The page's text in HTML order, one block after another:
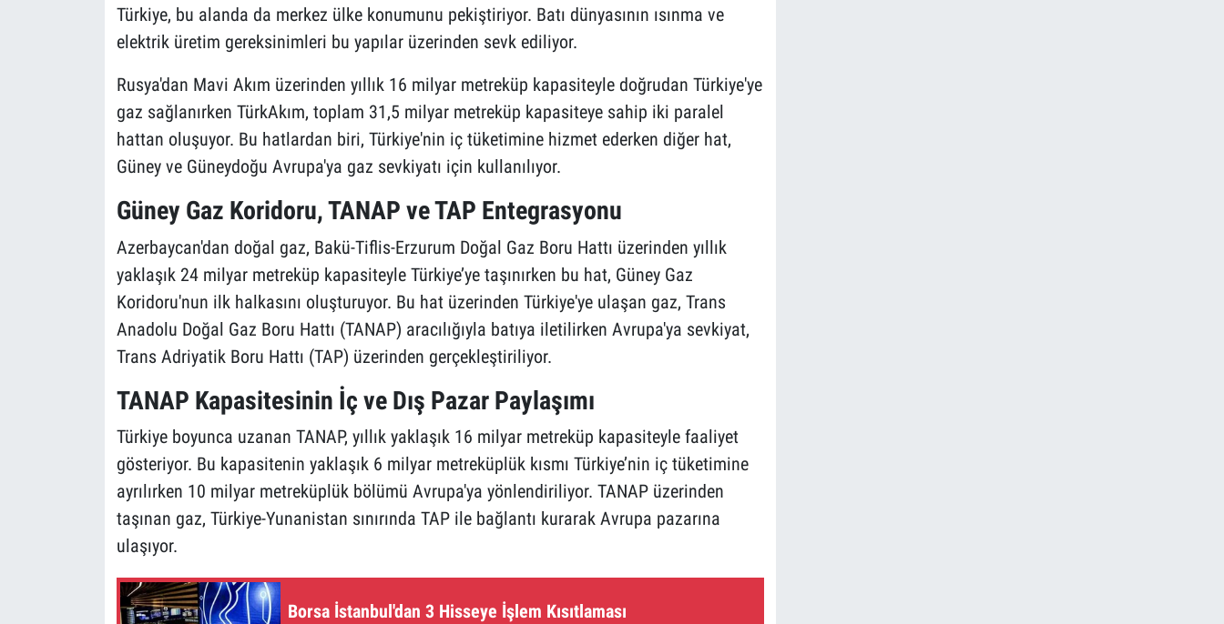
Türkiye, bu alanda da merkez ülke konumunu pekiştiriyor. Batı dünyasının ısınma ve
elektrik üretim gereksinimleri bu yapılar üzerinden sevk ediliyor.
Rusya'dan Mavi Akım üzerinden yıllık 16 milyar metreküp kapasiteyle doğrudan Türkiye'ye
gaz sağlanırken TürkAkım, toplam 31,5 milyar metreküp kapasiteye sahip iki paralel
hattan oluşuyor. Bu hatlardan biri, Türkiye'nin iç tüketimine hizmet ederken diğer hat,
Güney ve Güneydoğu Avrupa'ya gaz sevkiyatı için kullanılıyor.
Güney Gaz Koridoru, TANAP ve TAP Entegrasyonu
Azerbaycan'dan doğal gaz, Bakü-Tiflis-Erzurum Doğal Gaz Boru Hattı üzerinden yıllık
yaklaşık 24 milyar metreküp kapasiteyle Türkiye’ye taşınırken bu hat, Güney Gaz
Koridoru'nun ilk halkasını oluşturuyor. Bu hat üzerinden Türkiye'ye ulaşan gaz, Trans
Anadolu Doğal Gaz Boru Hattı (TANAP) aracılığıyla batıya iletilirken Avrupa'ya sevkiyat,
Trans Adriyatik Boru Hattı (TAP) üzerinden gerçekleştiriliyor.
TANAP Kapasitesinin İç ve Dış Pazar Paylaşımı
Türkiye boyunca uzanan TANAP, yıllık yaklaşık 16 milyar metreküp kapasiteyle faaliyet
gösteriyor. Bu kapasitenin yaklaşık 6 milyar metreküplük kısmı Türkiye’nin iç tüketimine
ayrılırken 10 milyar metreküplük bölümü Avrupa'ya yönlendiriliyor. TANAP üzerinden
taşınan gaz, Türkiye-Yunanistan sınırında TAP ile bağlantı kurarak Avrupa pazarına
ulaşıyor.
Borsa İstanbul'dan 3 Hisseye İşlem Kısıtlaması